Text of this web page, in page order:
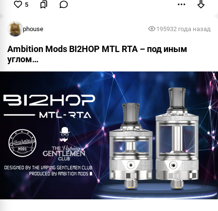
5
phouse 195932 года назад
Ambition Mods BI2HOP MTL RTA – под иным
углом…
Пожаловаться